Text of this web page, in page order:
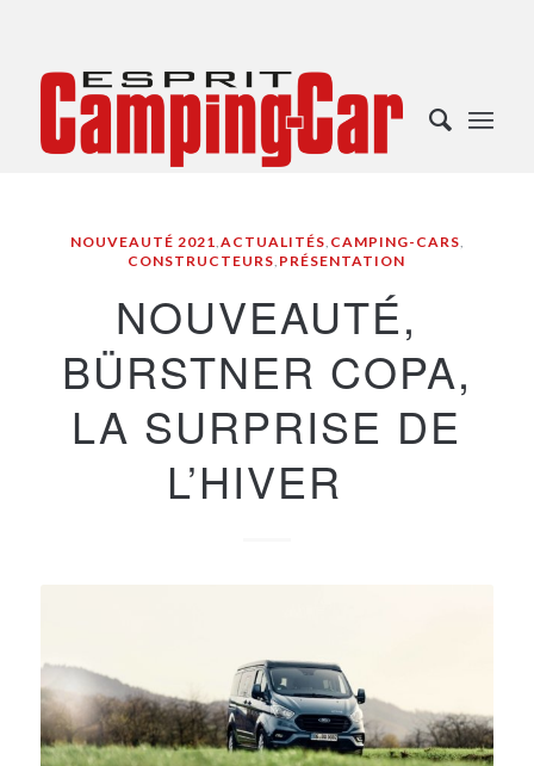
NOUVEAUTÉ 2021,ACTUALITÉS, CAMPING-CARS,
CONSTRUCTEURS, PRÉSENTATION
NOUVEAUTÉ,
BÜRSTNER COPA,
LA SURPRISE DE
L’HIVER